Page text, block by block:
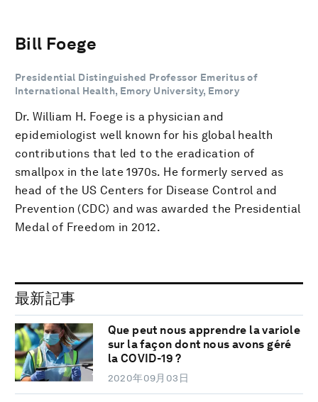
Bill Foege
Presidential Distinguished Professor Emeritus of
International Health, Emory University, Emory
Dr. William H. Foege is a physician and
epidemiologist well known for his global health
contributions that led to the eradication of
smallpox in the late 1970s. He formerly served as
head of the US Centers for Disease Control and
Prevention (CDC) and was awarded the Presidential
Medal of Freedom in 2012.
最新記事
Que peut nous apprendre la variole
sur la façon dont nous avons géré
la COVID-19 ?
2020年09月03日